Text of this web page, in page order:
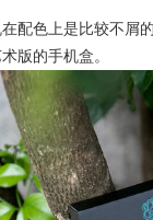
配色上是比较不屑
版的手机盒。